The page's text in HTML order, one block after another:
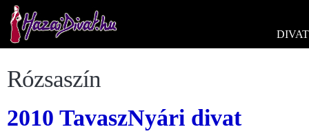
DIVAT
Rózsaszín
2010 TavaszNyári divat